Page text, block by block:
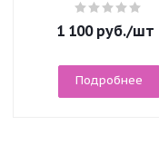
1 100руб./шт
Подробнее